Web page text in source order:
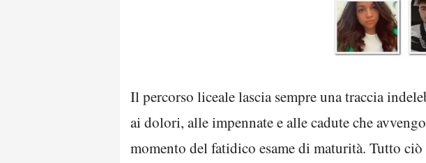
Il percorso liceale lascia sempre una traccia
ai dolori, alle impennate e alle cadute che
momento del fatidico esame di maturità. Tutto